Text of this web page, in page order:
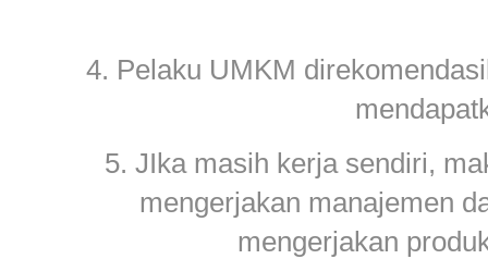
4. Pelaku UMKM
5. JIka masih kerja sendiri,
mengerjakan manajemen
mengerjakan